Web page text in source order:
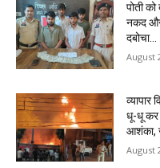
पोती
नकद और
दबोचा…
August
व्यापार
धू-धू कर
आशंका,
August